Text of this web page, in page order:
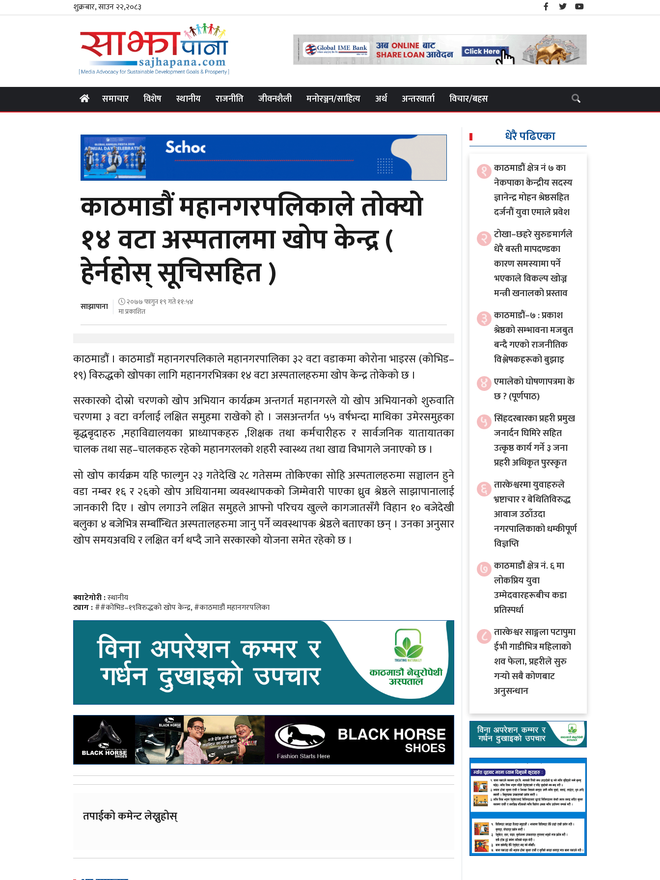
शुक्रबार, साउन २२,२०८३
समाचार विशेष स्थानीय राजनीति जीवनशैली मनोरञ्जन/साहित्य अर्थ अन्तरवार्ता विचार/बहस
काठमाडौं महानगरपलिकाले तोक्यो
१४ वटा अस्पतालमा खोप केन्द्र (
हेर्नहोस् सूचिसहित )
साझापाना
२०७७ फागुन १९ गते ११:५४
मा प्रकाशित
काठमाडौं । काठमाडौं महानगरपलिकाले महानगरपालिका ३२ वटा वडाकमा कोरोना भाइरस (कोभिड–
१९) विरुद्धको खोपका लागि महानगरभित्रका १४ वटा अस्पतालहरुमा खोप केन्द्र तोकेको छ ।
सरकारको दोस्रो चरणको खोप अभियान कार्यक्रम अन्तगर्त महानगरले यो खोप अभियानको शुरुवाति
चरणमा ३ वटा वर्गलाई लक्षित समुहमा राखेको हो । जसअन्तर्गत ५५ वर्षभन्दा माथिका उमेरसमुहका
बृद्धबृदाहरु ,महाविद्यालयका प्राध्यापकहरु ,शिक्षक तथा कर्मचारीहरु र सार्वजनिक यातायातका
चालक तथा सह–चालकहरु रहेको महानगरलको शहरी स्वास्थ्य तथा खाद्य विभागले जनाएको छ ।
सो खोप कार्यक्रम यहि फाल्गुन २३ गतेदेखि २८ गतेसम्म तोकिएका सोहि अस्पतालहरुमा सञ्चालन हुने
वडा नम्बर १६ र २६को खोप अधियानमा व्यवस्थापकको जिम्मेवारी पाएका ध्रुव श्रेष्ठले साझापानालाई
जानकारी दिए । खोप लगाउने लक्षित समुहले आफ्नो परिचय खुल्ले कागजातसँगै विहान १० बजेदेखी
बलुका ४ बजेभित्र सम्बन्धिित अस्पतालहरुमा जानु पर्ने व्यवस्थापक श्रेष्ठले बताएका छन् । उनका अनुसार
खोप समयअवधि र लक्षित वर्ग थप्दै जाने सरकारको योजना समेत रहेको छ ।
क्याटेगोरी :स्थानीय
ट्याग :##कोभिड–१९विरुद्धको खोप केन्द्र,#काठमाडौं महानगरपलिका
तपाईको कमेन्ट लेख्नुहोस्
धेरै पढिएका
१ काठमाडौं क्षेत्र नं ७ का
नेकपाका केन्द्रीय सदस्य
ज्ञानेन्द्र मोहन श्रेष्ठसहित
दर्जनौं युवा एमाले प्रवेश
२ टोखा–छहरे सुरुङमार्गले
धेरै बस्ती मापदण्डका
कारण समस्यामा पर्ने
भएकाले विकल्प खोज्न
मन्त्री खनालको प्रस्ताव
३ काठमाडौं–७ : प्रकाश
श्रेष्ठको सम्भावना मजबुत
बन्दै गएको राजनीतिक
विश्लेषकहरूको बुझाइ
४ एमालेको घोषणापत्रमा के
छ ? (पूर्णपाठ)
५ सिंहदरबारका प्रहरी प्रमुख
जनार्दन घिमिरे सहित
उत्कृष्ठ कार्य गर्ने ३ जना
प्रहरी अधिकृत पुरस्कृत
६ तारकेश्वरमा युवाहरुले
भ्रष्टाचार र बेथितिविरुद्ध
आवाज उठाँउदा
नगरपालिकाको धम्कीपूर्ण
विज्ञप्ति
७ काठमाडौं क्षेत्र नं. ६ मा
लोकप्रिय युवा
उम्मेदवारहरूबीच कडा
प्रतिस्पर्धा
८ तारकेश्वर साङ्गला पटापुमा
ईभी गाडीभित्र महिलाको
शव फेला, प्रहरीले सुरु
गर्‍यो सबै कोणबाट
अनुसन्धान